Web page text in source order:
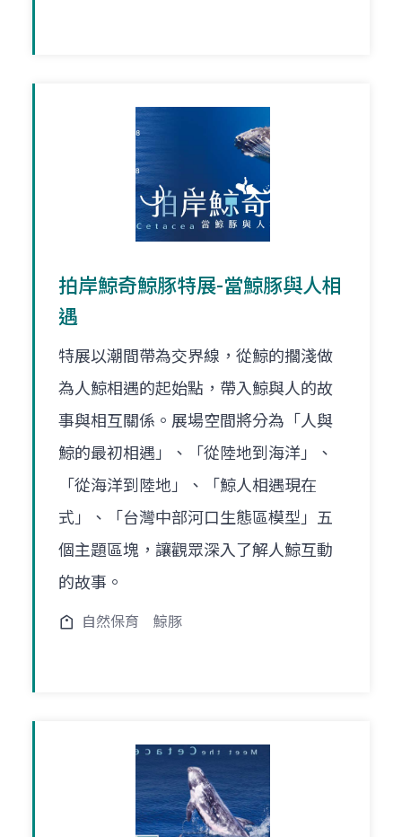
拍岸鯨奇鯨豚特展-當鯨豚與人相
遇
特展以潮間帶為交界線，從鯨的擱淺做
為人鯨相遇的起始點，帶入鯨與人的故
事與相互關係。展場空間將分為「人與
鯨的最初相遇」、「從陸地到海洋」、
「從海洋到陸地」、「鯨人相遇現在
式」、「台灣中部河口生態區模型」五
個主題區塊，讓觀眾深入了解人鯨互動
的故事。
自然保育 鯨豚